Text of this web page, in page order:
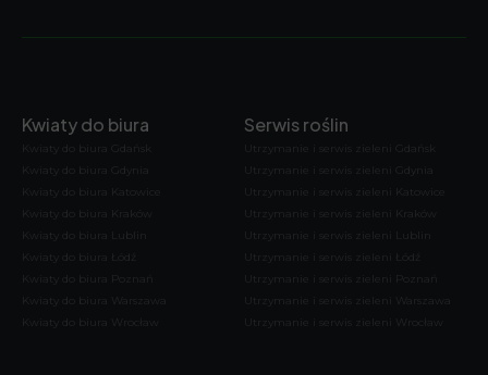
Kwiaty do biura
Kwiaty do biura Gdańsk
Kwiaty do biura Gdynia
Kwiaty do biura Katowice
Kwiaty do biura Kraków
Kwiaty do biura Lublin
Kwiaty do biura Łódź
Kwiaty do biura Poznań
Kwiaty do biura Warszawa
Kwiaty do biura Wrocław
Serwis roślin
Utrzymanie i serwis zieleni Gdańsk
Utrzymanie i serwis zieleni Gdynia
Utrzymanie i serwis zieleni Katowice
Utrzymanie i serwis zieleni Kraków
Utrzymanie i serwis zieleni Lublin
Utrzymanie i serwis zieleni Łódź
Utrzymanie i serwis zieleni Poznań
Utrzymanie i serwis zieleni Warszawa
Utrzymanie i serwis zieleni Wrocław